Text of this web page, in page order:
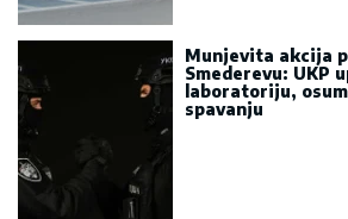
Munjevita akcija
Smederevu: UKP
laboratoriju,
spavanju